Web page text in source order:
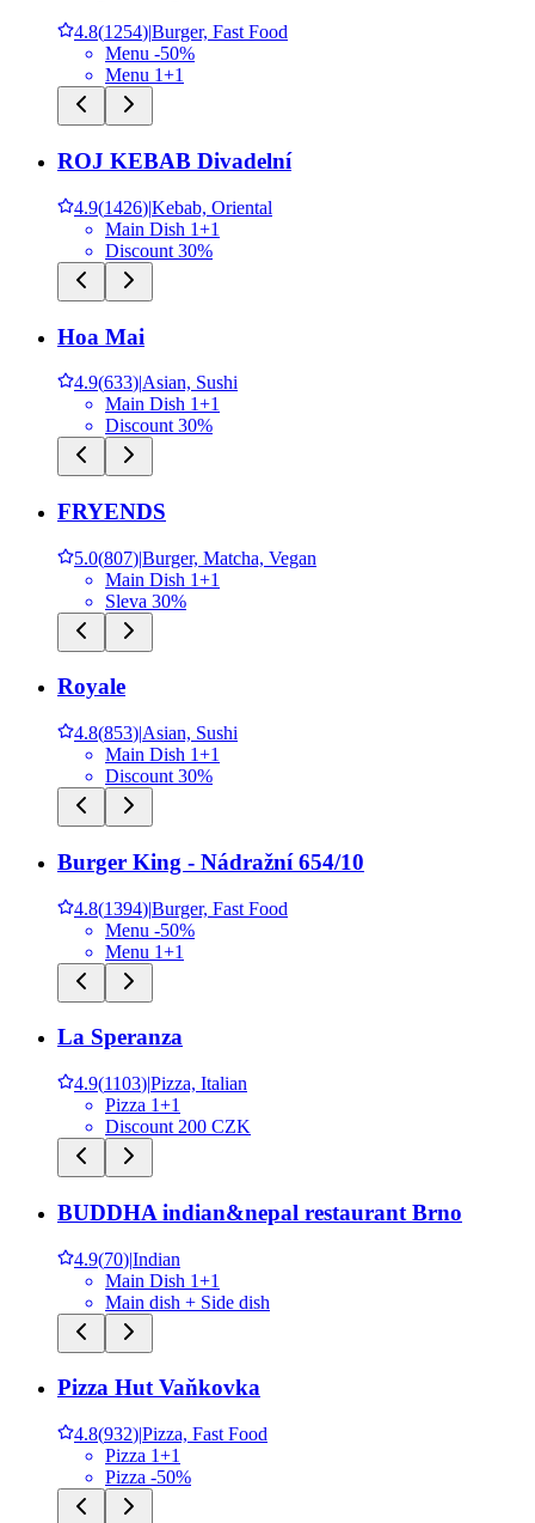
4.8(1254)|Burger, Fast Food
Menu -50%
Menu 1+1
ROJ KEBAB Divadelní
4.9(1426)|Kebab, Oriental
Main Dish 1+1
Discount 30%
Hoa Mai
4.9(633)|Asian, Sushi
Main Dish 1+1
Discount 30%
FRYENDS
5.0(807)|Burger, Matcha, Vegan
Main Dish 1+1
Sleva 30%
Royale
4.8(853)|Asian, Sushi
Main Dish 1+1
Discount 30%
Burger King - Nádražní 654/10
4.8(1394)|Burger, Fast Food
Menu -50%
Menu 1+1
La Speranza
4.9(1103)|Pizza, Italian
Pizza 1+1
Discount 200 CZK
BUDDHA indian&nepal restaurant Brno
4.9(70)|Indian
Main Dish 1+1
Main dish + Side dish
Pizza Hut Vaňkovka
4.8(932)|Pizza, Fast Food
Pizza 1+1
Pizza -50%